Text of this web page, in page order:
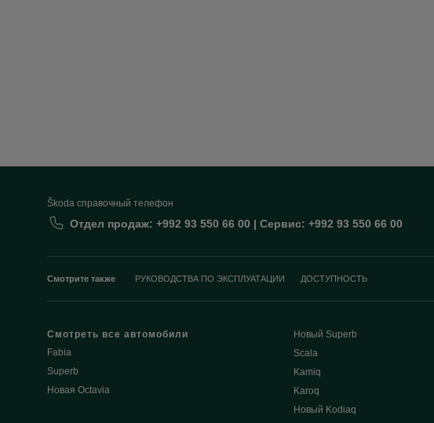
Škoda cправочный телефон
Отдел продаж: +992 93 550 66 00 | Сервис: +992 93 550 66 00
Смотрите также РУКОВОДСТВА ПО ЭКСПЛУАТАЦИИ ДОСТУПНОСТЬ
Смотреть все автомобили
Fabia
Superb
Новая Octavia
Новый Superb
Scala
Kamiq
Karoq
Новый Kodiaq